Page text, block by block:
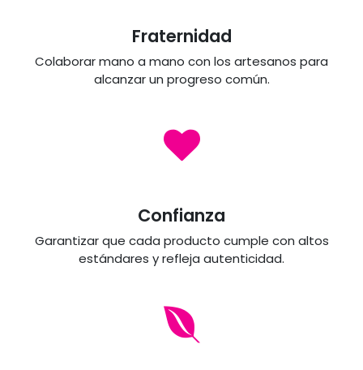
Fraternidad
Colaborar mano a mano con los artesanos para
alcanzar un progreso común.
Confianza
Garantizar que cada producto cumple con altos
estándares y refleja autenticidad.